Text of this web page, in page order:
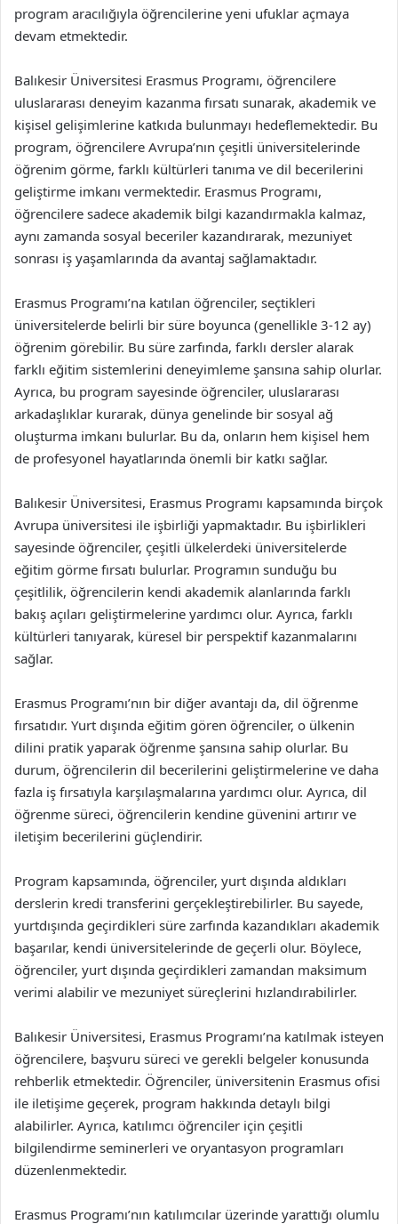
program aracılığıyla öğrencilerine yeni ufuklar açmaya
devam etmektedir.
Balıkesir Üniversitesi Erasmus Programı, öğrencilere
uluslararası deneyim kazanma fırsatı sunarak, akademik ve
kişisel gelişimlerine katkıda bulunmayı hedeflemektedir. Bu
program, öğrencilere Avrupa’nın çeşitli üniversitelerinde
öğrenim görme, farklı kültürleri tanıma ve dil becerilerini
geliştirme imkanı vermektedir. Erasmus Programı,
öğrencilere sadece akademik bilgi kazandırmakla kalmaz,
aynı zamanda sosyal beceriler kazandırarak, mezuniyet
sonrası iş yaşamlarında da avantaj sağlamaktadır.
Erasmus Programı’na katılan öğrenciler, seçtikleri
üniversitelerde belirli bir süre boyunca (genellikle 3-12 ay)
öğrenim görebilir. Bu süre zarfında, farklı dersler alarak
farklı eğitim sistemlerini deneyimleme şansına sahip olurlar.
Ayrıca, bu program sayesinde öğrenciler, uluslararası
arkadaşlıklar kurarak, dünya genelinde bir sosyal ağ
oluşturma imkanı bulurlar. Bu da, onların hem kişisel hem
de profesyonel hayatlarında önemli bir katkı sağlar.
Balıkesir Üniversitesi, Erasmus Programı kapsamında birçok
Avrupa üniversitesi ile işbirliği yapmaktadır. Bu işbirlikleri
sayesinde öğrenciler, çeşitli ülkelerdeki üniversitelerde
eğitim görme fırsatı bulurlar. Programın sunduğu bu
çeşitlilik, öğrencilerin kendi akademik alanlarında farklı
bakış açıları geliştirmelerine yardımcı olur. Ayrıca, farklı
kültürleri tanıyarak, küresel bir perspektif kazanmalarını
sağlar.
Erasmus Programı’nın bir diğer avantajı da, dil öğrenme
fırsatıdır. Yurt dışında eğitim gören öğrenciler, o ülkenin
dilini pratik yaparak öğrenme şansına sahip olurlar. Bu
durum, öğrencilerin dil becerilerini geliştirmelerine ve daha
fazla iş fırsatıyla karşılaşmalarına yardımcı olur. Ayrıca, dil
öğrenme süreci, öğrencilerin kendine güvenini artırır ve
iletişim becerilerini güçlendirir.
Program kapsamında, öğrenciler, yurt dışında aldıkları
derslerin kredi transferini gerçekleştirebilirler. Bu sayede,
yurtdışında geçirdikleri süre zarfında kazandıkları akademik
başarılar, kendi üniversitelerinde de geçerli olur. Böylece,
öğrenciler, yurt dışında geçirdikleri zamandan maksimum
verimi alabilir ve mezuniyet süreçlerini hızlandırabilirler.
Balıkesir Üniversitesi, Erasmus Programı’na katılmak isteyen
öğrencilere, başvuru süreci ve gerekli belgeler konusunda
rehberlik etmektedir. Öğrenciler, üniversitenin Erasmus ofisi
ile iletişime geçerek, program hakkında detaylı bilgi
alabilirler. Ayrıca, katılımcı öğrenciler için çeşitli
bilgilendirme seminerleri ve oryantasyon programları
düzenlenmektedir.
Erasmus Programı’nın katılımcılar üzerinde yarattığı olumlu